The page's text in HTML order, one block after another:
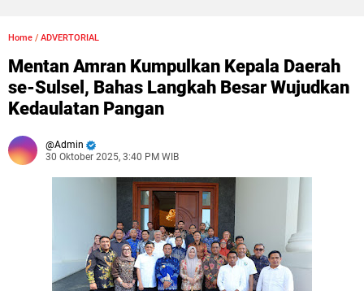
Home / ADVERTORIAL
Mentan Amran Kumpulkan Kepala Daerah
se-Sulsel, Bahas Langkah Besar Wujudkan
Kedaulatan Pangan
Admin
30 Oktober 2025, 3:40 PM WIB